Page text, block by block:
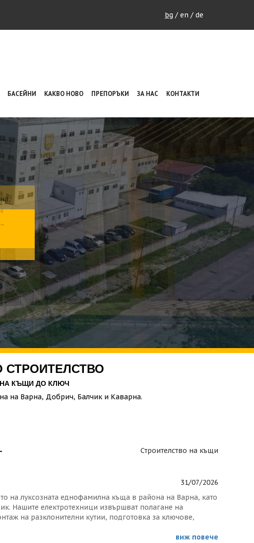
bg / en / de
БАСЕЙНИ КАКВО НОВО ПРЕПОРЪКИ ЗА НАС КОНТАКТИ
СТРОИТЕЛСТВО
КЪЩИ ДО КЛЮЧ
на Варна, Добрич, Балчик и Каварна.
Строителство на къщи
31/07/2026
на луксозната еднофамилна къща в района на Варна, като
Нашите електротехници извършват полагане на
на разклонителни кутии, подготовка за ключове,
виж повече